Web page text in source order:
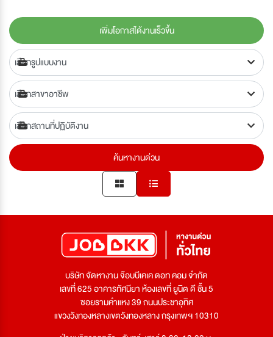
เพิ่มโอกาสได้งานเร็วขึ้น
ค้นหางานด่วน
บริษัท จัดหางาน จ๊อบบีเคเค ดอท คอม จำกัด
เลขที่ 625 อาคารทัศนียา ห้องเลขที่ ยูนิต ดี ชั้น 5
ซอยรามคำแหง 39 ถนนประชาอุทิศ
แขวงวังทองหลางเขตวังทองหลาง กรุงเทพฯ 10310